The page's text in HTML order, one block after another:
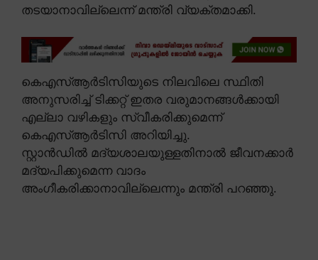
തടയാനാവില്ലെന്ന് മന്ത്രി വ്യക്തമാക്കി.
കെഎസ്ആർടിസിയുടെ നിലവിലെ സ്ഥിതി
അനുസരിച്ച് ടിക്കറ്റ് ഇതര വരുമാനങ്ങൾക്കായി
എല്ലാ വഴികളും സ്വീകരിക്കുമെന്ന്
കെഎസ്ആർടിസി അറിയിച്ചു.
സ്റ്റാൻഡിൽ മദ്യശാലയുള്ളതിനാൽ ജീവനക്കാർ
മദ്യപിക്കുമെന്ന വാദം
അംഗീകരിക്കാനാവില്ലെന്നും മന്ത്രി പറഞ്ഞു.